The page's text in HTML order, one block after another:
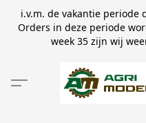
i.v.m. de vakantie periode
Orders in deze periode
week 35 zijn wij